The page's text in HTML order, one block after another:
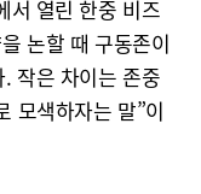
서 열린 한중 비즈
논할 때 구동존이
작은 차이는 존중
모색하자는 말”이